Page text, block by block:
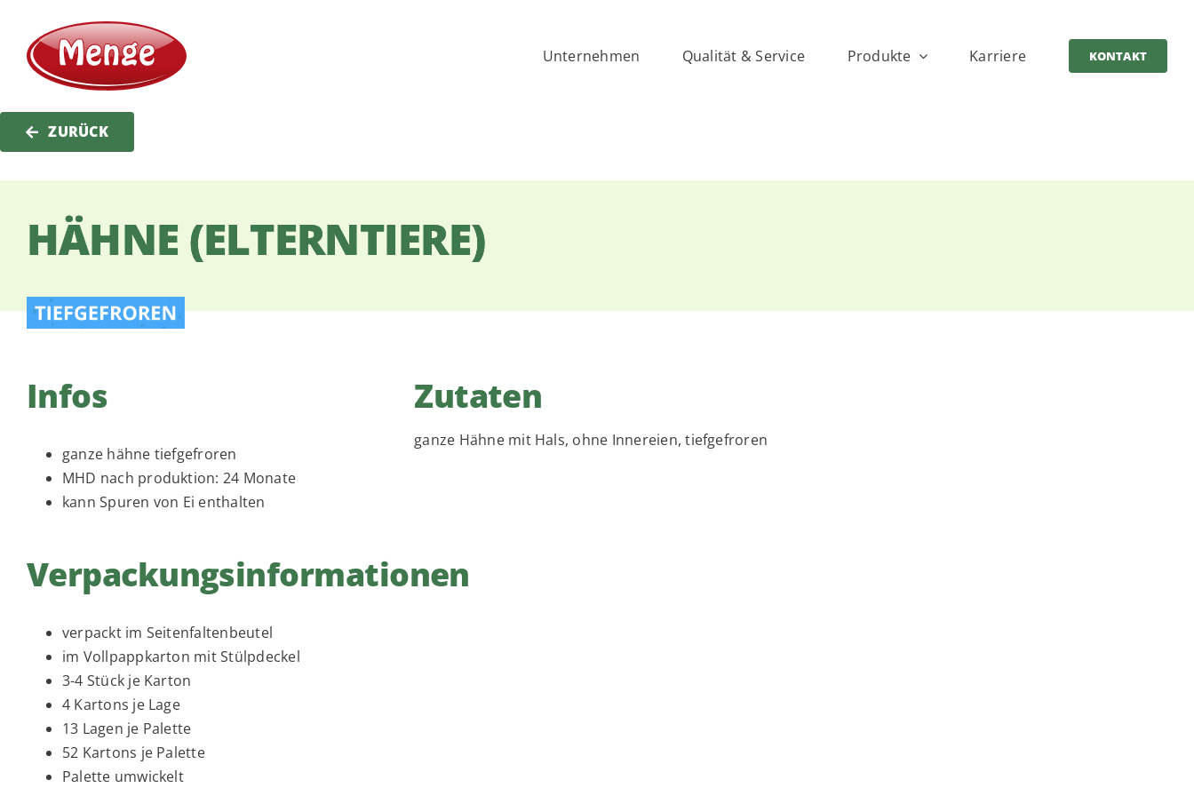
Inhalt
springen
Unternehmen Qualität & Service Produkte Karriere KONTAKT
ZURÜCK
HÄHNE (ELTERNTIERE)
Infos
ganze hähne tiefgefroren
MHD nach produktion: 24 Monate
kann Spuren von Ei enthalten
Zutaten
ganze Hähne mit Hals, ohne Innereien, tiefgefroren
Verpackungsinformationen
verpackt im Seitenfaltenbeutel
im Vollpappkarton mit Stülpdeckel
3-4 Stück je Karton
4 Kartons je Lage
13 Lagen je Palette
52 Kartons je Palette
Palette umwickelt